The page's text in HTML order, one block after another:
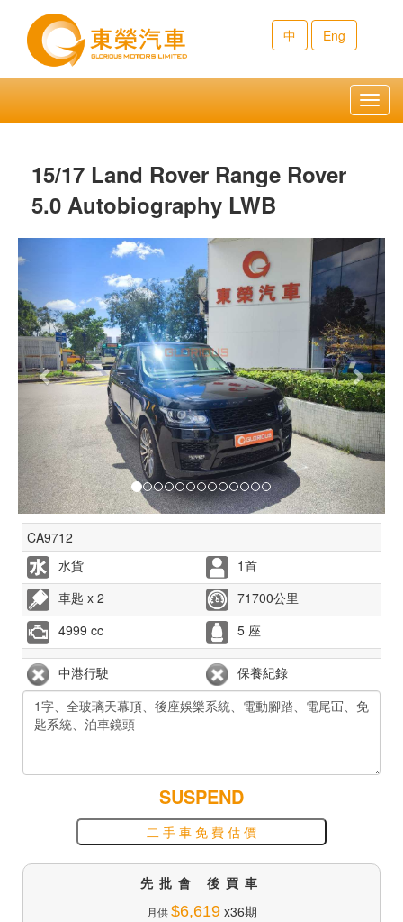
中 Eng
15/17 Land Rover Range Rover
5.0 Autobiography LWB
Previous Next
CA9712
水貨
1首
車匙 x 2
71700公里
4999 cc
5 座
中港行駛 保養紀錄
SUSPEND
二 手 車 免 費 估 價
先批會 後買車
月供$6,619x36期